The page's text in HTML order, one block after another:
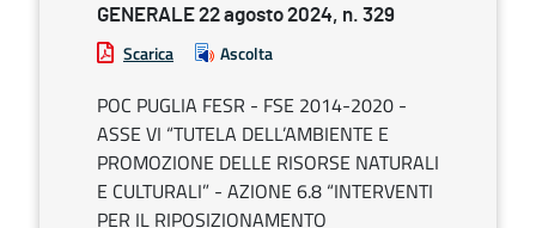
GENERALE 22 agosto 2024, n. 329
Scarica Ascolta
POC PUGLIA FESR - FSE 2014-2020 -
ASSE VI “TUTELA DELL’AMBIENTE E
PROMOZIONE DELLE RISORSE NATURALI
E CULTURALI” - AZIONE 6.8 “INTERVENTI
PER IL RIPOSIZIONAMENTO